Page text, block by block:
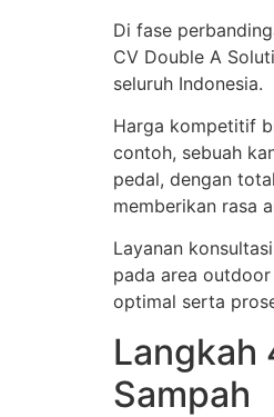
Di fase
CV Double A
seluruh Indonesia.
Harga kompetitif
contoh, sebuah
pedal, dengan
memberikan rasa
Layanan
pada area
optimal serta
Langkah
Sampah